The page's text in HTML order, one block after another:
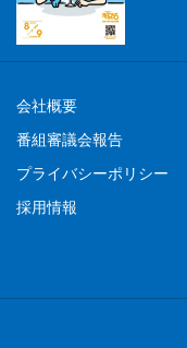
会社概要
番組審議会報告
プライバシーポリシー
採用情報